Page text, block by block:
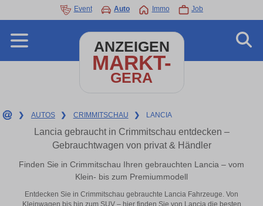
Event Auto Immo Job
ANZEIGEN
MARKT-
GERA
❯ AUTOS ❯ CRIMMITSCHAU ❯ LANCIA
Lancia gebraucht in Crimmitschau entdecken –
Gebrauchtwagen von privat & Händler
Finden Sie in Crimmitschau Ihren gebrauchten Lancia – vom
Klein- bis zum Premiummodell
Entdecken Sie in Crimmitschau gebrauchte Lancia Fahrzeuge. Von
Kleinwagen bis hin zum SUV – hier finden Sie von Lancia die besten